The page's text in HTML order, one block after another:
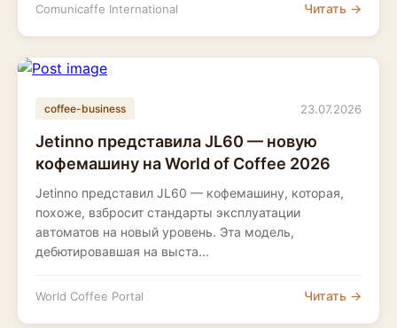
Comunicaffe International Читать →
coffee-business 23.07.2026
Jetinno представила JL60 — новую
кофемашину на World of Coffee 2026
Jetinno представил JL60 — кофемашину, которая,
похоже, взбросит стандарты эксплуатации
автоматов на новый уровень. Эта модель,
дебютировавшая на выста...
World Coffee Portal Читать →